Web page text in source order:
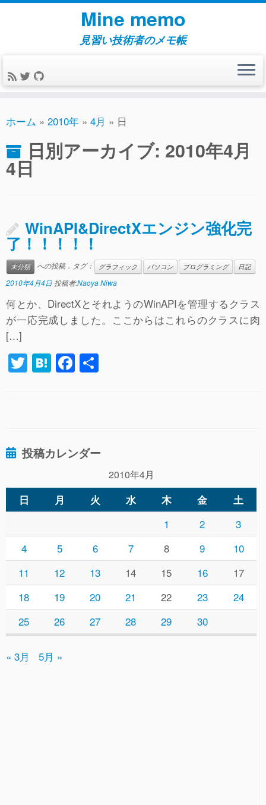
コ
ン
ツ
へ
キ
プ
Mine memo
見習い技術者のメモ帳
ホーム » 2010年 » 4月 » 日
日別アーカイブ: 2010年4月
4日
WinAPI&DirectXエンジン強化完
了！！！！！
未分類 への投稿．タグ： グラフィック パソコン プログラミング 日記
2010年4月4日 投稿者:Naoya Niwa
何とか、DirectXとそれようのWinAPIを管理するクラス
が一応完成しました。ここからはこれらのクラスに肉
[…]
T H F
o
k
投稿カレンダー
2010年4月
日 月 火 水 木 金 土
1 2
3
4
5 6 7 8 9
10
11
12 13 14 15 16
17
18
19 20 21 22 23
24
25
26 27 28 29 30
« 3月 5月 »